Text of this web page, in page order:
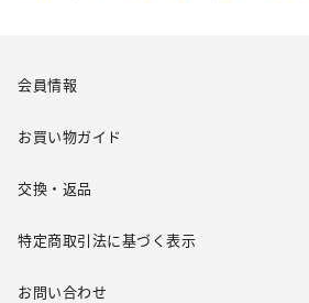
会員情報
お買い物ガイド
交換・返品
特定商取引法に基づく表示
お問い合わせ